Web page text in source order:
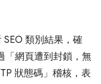
SEO 類別結果，確
「網頁遭到封鎖，無
狀態碼」 稽核，表